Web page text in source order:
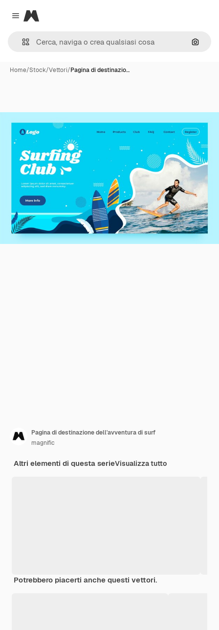
Close menu
Magnific
Cerca
Home/Stock/Vettori/Pagina di destinazio…
Pagina di destinazione dell'avventura di surf
magnific
Altri elementi di questa serieVisualizza tutto
Potrebbero piacerti anche questi vettori.